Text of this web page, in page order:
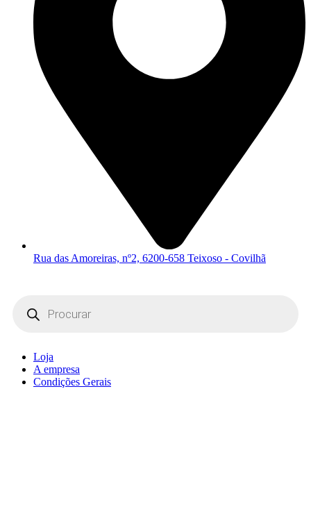
Rua das Amoreiras, nº2, 6200-658 Teixoso - Covilhã
search
Loja
A empresa
Condições Gerais